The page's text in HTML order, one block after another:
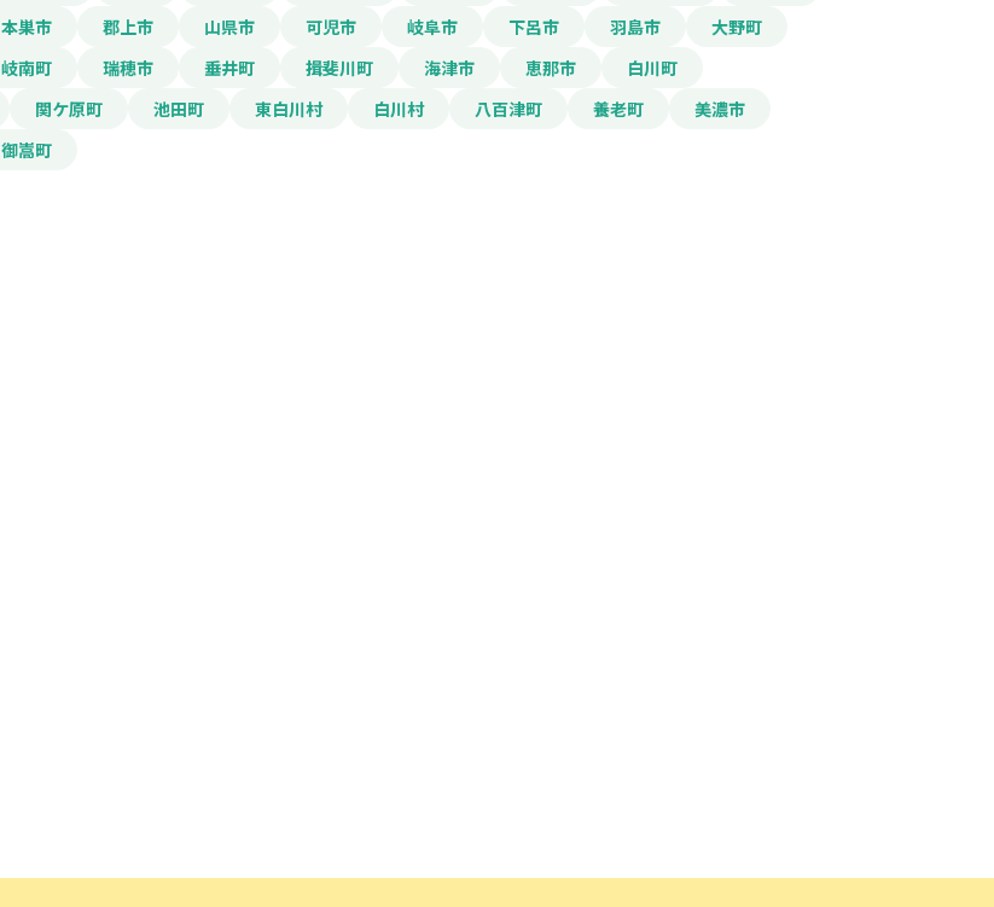
本巣市 郡上市 山県市 可児市 岐阜市 下呂市 羽島市
大野町
岐南町 瑞穂市 垂井町 揖斐川町 海津市 恵那市
白川町
関ケ原町 池田町 東白川村 白川村 八百津町 養老町
美濃市
御嵩町
岐阜県児童養護施設入所児童等育成支援事業費